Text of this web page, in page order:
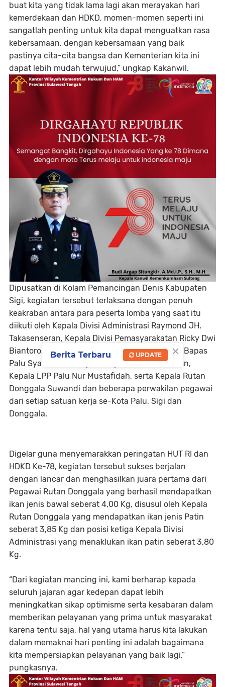
buat kita yang tidak lama lagi akan merayakan hari
kemerdekaan dan HDKD, momen-momen seperti ini
sangatlah penting untuk kita dapat menguatkan rasa
kebersamaan, dengan kebersamaan yang baik
pastinya cita-cita bangsa dan Kementerian kita ini
dapat lebih mudah terwujud,” ungkap Kakanwil.
Dipusatkan di Kolam Pemancingan Denis Kabupaten
Sigi, kegiatan tersebut terlaksana dengan penuh
keakraban antara para peserta lomba yang saat itu
diikuti oleh Kepala Divisi Administrasi Raymond JH.
Takasenseran, Kepala Divisi Pemasyarakatan Ricky Dwi
Biantoro, Kepala Lapas Palu Gunawan, Kepala Bapas
Palu Syahrir Azis, Kepala Rupbasan Palu Usman,
Kepala LPP Palu Nur Mustafidah, serta Kepala Rutan
Donggala Suwandi dan beberapa perwakilan pegawai
dari setiap satuan kerja se-Kota Palu, Sigi dan
Donggala.
Digelar guna menyemarakkan peringatan HUT RI dan
HDKD Ke-78, kegiatan tersebut sukses berjalan
dengan lancar dan menghasilkan juara pertama dari
Pegawai Rutan Donggala yang berhasil mendapatkan
ikan jenis bawal seberat 4,00 Kg, disusul oleh Kepala
Rutan Donggala yang mendapatkan ikan jenis Patin
seberat 3,85 Kg dan posisi ketiga Kepala Divisi
Administrasi yang menaklukan ikan patin seberat 3,80
Kg.
“Dari kegiatan mancing ini, kami berharap kepada
seluruh jajaran agar kedepan dapat lebih
meningkatkan sikap optimisme serta kesabaran dalam
memberikan pelayanan yang prima untuk masyarakat
karena tentu saja, hal yang utama harus kita lakukan
dalam memaknai hari penting ini adalah bagaimana
kita mempersiapkan pelayanan yang baik lagi,”
pungkasnya.
×
Berita Terbaru UPDATE